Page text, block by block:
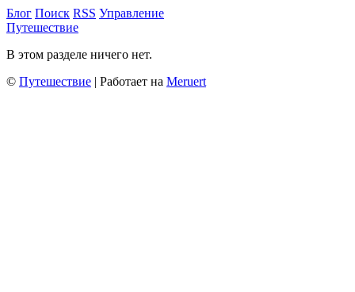
Блог Поиск RSS Управление
Путешествие
В этом разделе ничего нет.
© Путешествие | Работает на Meruert